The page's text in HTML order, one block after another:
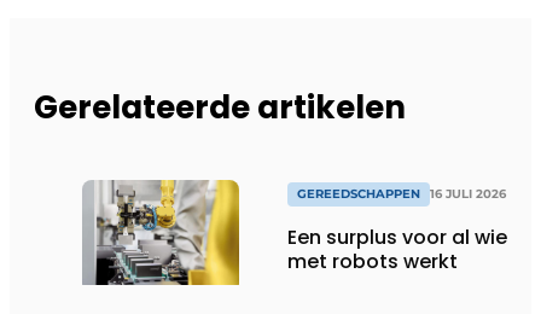
Gerelateerde artikelen
GEREEDSCHAPPEN 16 JULI 2026
Een surplus voor al wie
met robots werkt